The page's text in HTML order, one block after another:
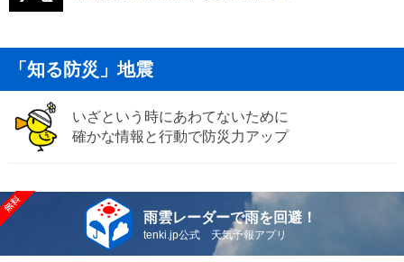
「知る防災」地震
いざという時にあわてないために
確かな情報と行動で防災力アップ
雨雲レーダーで雨を回避！
tenki.jp公式 天気予報アプリ